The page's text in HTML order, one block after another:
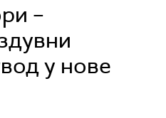
–
у нове